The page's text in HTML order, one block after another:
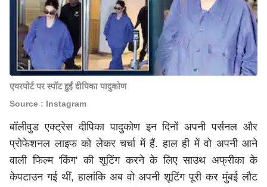
एयरपोर्ट पर स्पॉट हुईं दीपिका पादुकोण
Source : Instagram
बॉलीवुड एक्ट्रेस दीपिका पादुकोण इन दिनों अपनी पर्सनल और
प्रोफेशनल लाइफ को लेकर चर्चा में हैं. हाल ही में वो अपनी आने
वाली फिल्म 'किंग' की शूटिंग करने के लिए साउथ अफ्रीका के
केपटाउन गई थीं, हालांकि अब वो अपनी शूटिंग पूरी कर मुंबई लौट